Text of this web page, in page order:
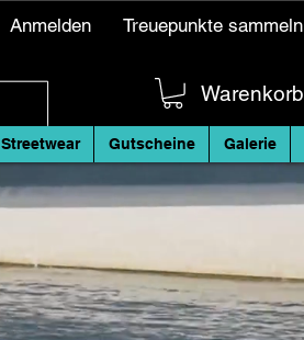
Anmelden Treuepunkte sammeln
Warenkorb
Streetwear Gutscheine Galerie